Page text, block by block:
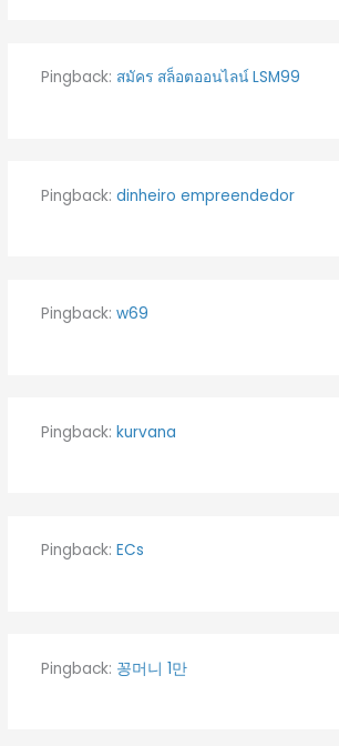
Pingback: สมัคร สล็อตออนไลน์ LSM99
Pingback: dinheiro empreendedor
Pingback: w69
Pingback: kurvana
Pingback: ECs
Pingback: 꽁머니 1만